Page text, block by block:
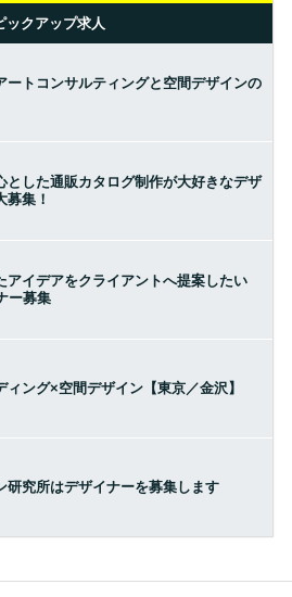
ックアップ求人
ートコンサルティングと空間デザインの
とした通販カタログ制作が大好きなデザ
募集！
アイデアをクライアントへ提案したい
ー募集
ィング×空間デザイン【東京／金沢】
研究所はデザイナーを募集します